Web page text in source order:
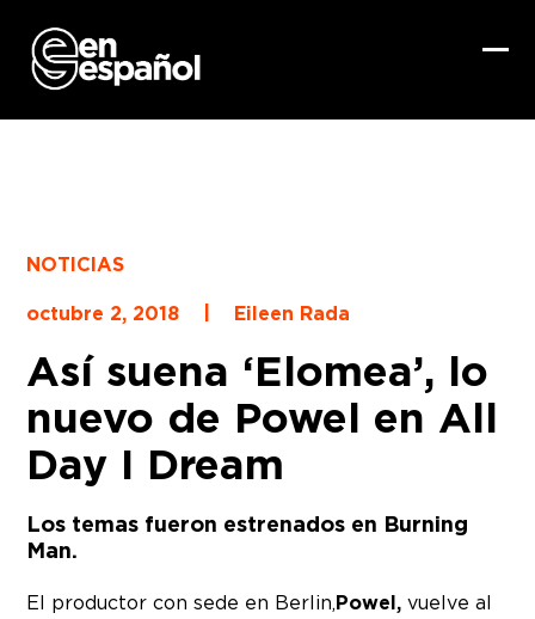
content
NOTICIAS
octubre 2, 2018
| Eileen Rada
Así suena ‘Elomea’, lo
nuevo de Powel en All
Day I Dream
Los temas fueron estrenados en Burning
Man.
El productor con sede en Berlin,Powel, vuelve al